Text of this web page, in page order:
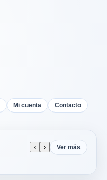
Mi cuenta Contacto
‹ › Ver más